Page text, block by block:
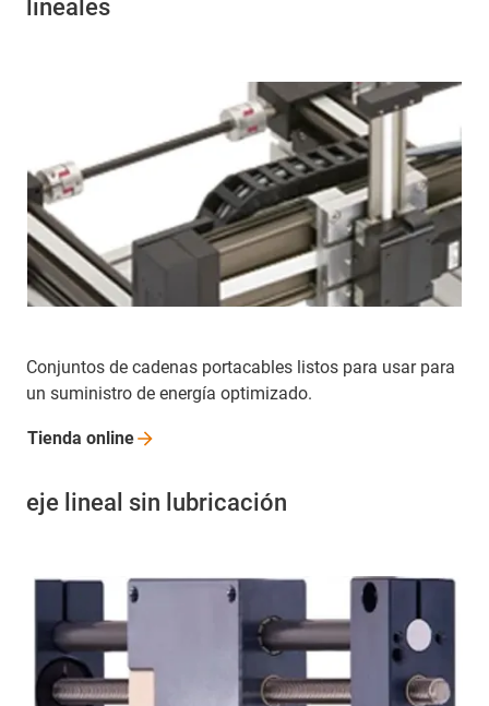
lineales
Conjuntos de cadenas portacables listos para usar para
un suministro de energía optimizado.
Tienda online
eje lineal sin lubricación